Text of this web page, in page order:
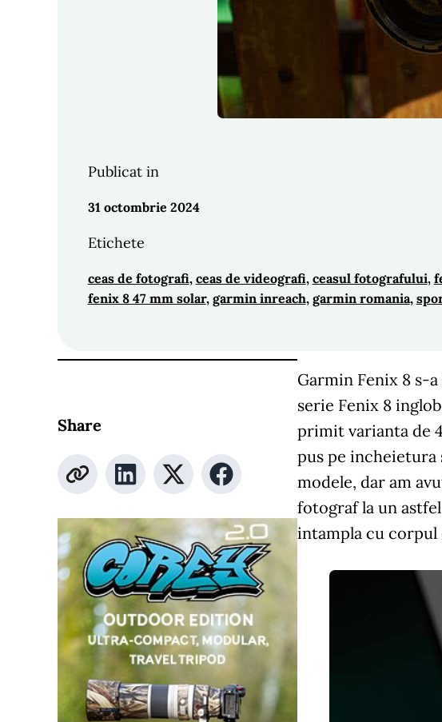
Publicat in
31 octombrie 2024
Etichete
ceas de fotografi, ceas de videografi, ceasul fotografului,
fenix 8 47 mm solar, garmin inreach, garmin romania,
Share
Garmin Fenix 8 s-
serie Fenix 8
primit varianta de
pus pe incheietura
modele, dar am
fotograf la un
intampla cu corpul